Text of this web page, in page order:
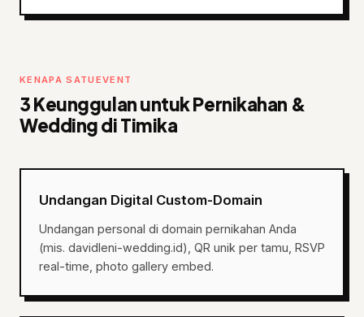
KENAPA SATUEVENT
3 Keunggulan untuk Pernikahan &
Wedding di Timika
Undangan Digital Custom-Domain
Undangan personal di domain pernikahan Anda
(mis. davidleni-wedding.id), QR unik per tamu, RSVP
real-time, photo gallery embed.